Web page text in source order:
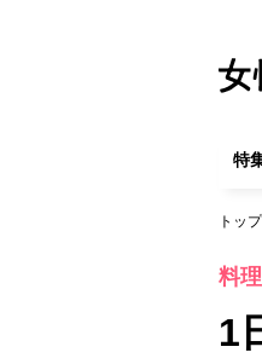
特
トップ
料
1